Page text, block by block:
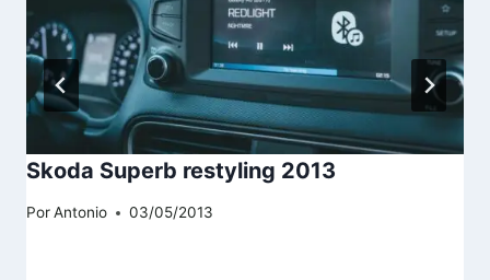
Skoda Superb restyling 2013
PorAntonio 03/05/2013